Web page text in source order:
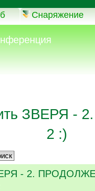
Снаряжение
ЗВЕРЯ
2 :)
- 2.